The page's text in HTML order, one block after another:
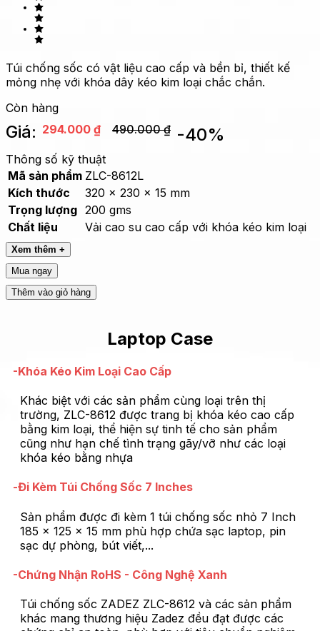
Túi chống sốc có vật liệu cao cấp và bền bỉ, thiết kế
mỏng nhẹ với khóa dây kéo kim loại chắc chắn.
Còn hàng
Giá: 294.000 ₫ 490.000₫ -40%
Thông số kỹ thuật
Mã sản phẩm ZLC-8612L
Kích thước
320 x 230 x 15 mm
Trọng lượng 200 gms
Chất liệu
Vải cao su cao cấp với khóa kéo kim loại
Xem thêm +
Mua ngay
Thêm vào giỏ hàng
Laptop Case
-Khóa Kéo Kim Loại Cao Cấp
Khác biệt với các sản phẩm cùng loại trên thị
trường, ZLC-8612 được trang bị khóa kéo cao cấp
bằng kim loại, thể hiện sự tinh tế cho sản phẩm
cũng như hạn chế tình trạng gãy/vỡ như các loại
khóa kéo bằng nhựa
-Đi Kèm Túi Chống Sốc 7 Inches
Sản phẩm được đi kèm 1 túi chống sốc nhỏ 7 Inch
185 x 125 x 15 mm phù hợp chứa sạc laptop, pin
sạc dự phòng, bút viết,...
-Chứng Nhận RoHS - Công Nghệ Xanh
Túi chống sốc ZADEZ ZLC-8612 và các sản phẩm
khác mang thương hiệu Zadez đều đạt được các